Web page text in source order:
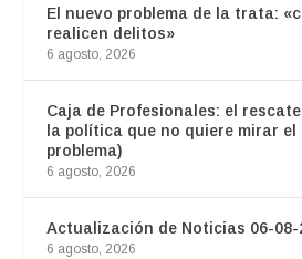
El nuevo problema de la trata:
realicen delitos»
6 agosto, 2026
Caja de Profesionales: el
la política que no quiere mirar el
problema)
6 agosto, 2026
Actualización de Noticias 06-08-
6 agosto, 2026